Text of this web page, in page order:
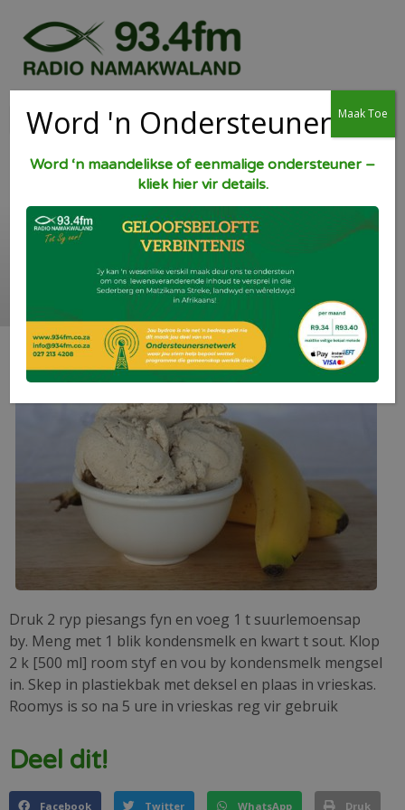
Vinnige Piesang
Roomys
Druk 2 ryp piesangs fyn en voeg 1 t suurlemoensap
by. Meng met 1 blik kondensmelk en kwart t sout. Klop
2 k [500 ml] room styf en vou by kondensmelk mengsel
in. Skep in plastiekbak met deksel en plaas in vrieskas.
Roomys is so na 5 ure in vrieskas reg vir gebruik
Deel dit!
Facebook Twitter WhatsApp Druk
Word 'n Ondersteuner
Word ‘n maandelikse of eenmalige ondersteuner –
kliek hier vir details.
Maak Toe